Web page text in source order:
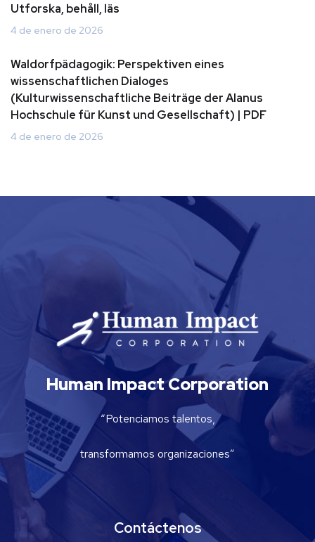
Utforska, behåll, läs
4 de enero de 2026
Waldorfpädagogik: Perspektiven eines
wissenschaftlichen Dialoges
(Kulturwissenschaftliche Beiträge der Alanus
Hochschule für Kunst und Gesellschaft) | PDF
4 de enero de 2026
Human Impact Corporation
“Potenciamos talentos,
transformamos organizaciones”
Contáctenos